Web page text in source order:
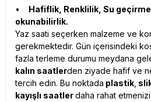
•
Hafiflik, Renklilik, Su
okunabilirlik.
Yaz saati seçerken malzeme ve
gerekmektedir. Gün içerisindeki
fazla terleme durumu meydana
kalın saatlerden ziyade hafif ve
tercih edin. Bu noktada plastik
kayışlı saatlerdaha rahat